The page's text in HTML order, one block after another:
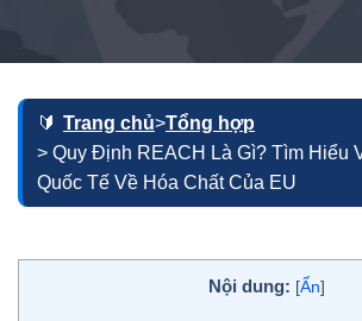
Trang chủ>Tổng hợp
> Quy Định REACH Là Gì? Tìm Hiểu
Quốc Tế Về Hóa Chất Của EU
Nội dung: [Ẩn]